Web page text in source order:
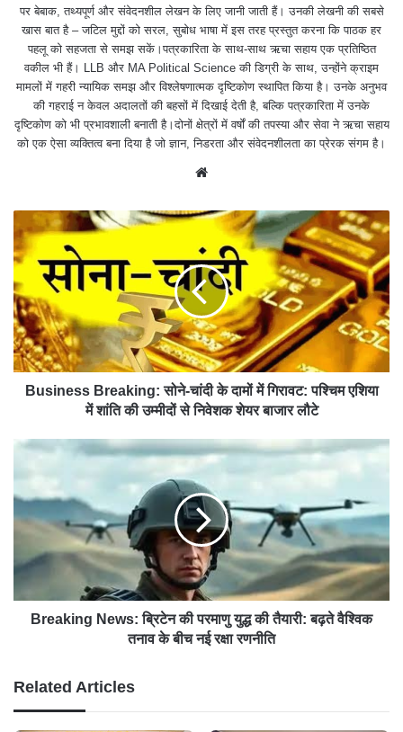
पर बेबाक, तथ्यपूर्ण और संवेदनशील लेखन के लिए जानी जाती हैं। उनकी लेखनी की सबसे
खास बात है – जटिल मुद्दों को सरल, सुबोध भाषा में इस तरह प्रस्तुत करना कि पाठक हर
पहलू को सहजता से समझ सकें।पत्रकारिता के साथ-साथ ऋचा सहाय एक प्रतिष्ठित
वकील भी हैं। LLB और MA Political Science की डिग्री के साथ, उन्होंने क्राइम
मामलों में गहरी न्यायिक समझ और विश्लेषणात्मक दृष्टिकोण स्थापित किया है। उनके अनुभव
की गहराई न केवल अदालतों की बहसों में दिखाई देती है, बल्कि पत्रकारिता में उनके
दृष्टिकोण को भी प्रभावशाली बनाती है।दोनों क्षेत्रों में वर्षों की तपस्या और सेवा ने ऋचा सहाय
को एक ऐसा व्यक्तित्व बना दिया है जो ज्ञान, निडरता और संवेदनशीलता का प्रेरक संगम है।
e
Business Breaking: सोने-चांदी के दामों में गिरावट: पश्चिम एशिया
में शांति की उम्मीदों से निवेशक शेयर बाजार लौटे
Breaking News: ब्रिटेन की परमाणु युद्ध की तैयारी: बढ़ते वैश्विक
तनाव के बीच नई रक्षा रणनीति
Related Articles